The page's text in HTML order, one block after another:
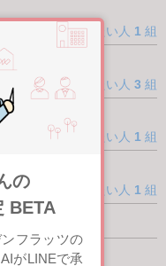
買いたい人 1 組
買いたい人 3 組
買いたい人 1 組
買いたい人 1 組
の
BETA
フラッツの
がLINEで承